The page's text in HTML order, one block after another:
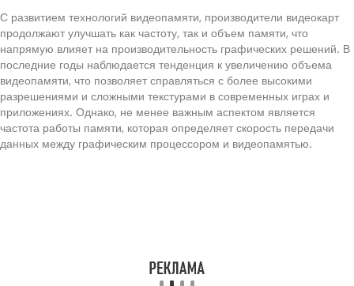
С развитием технологий видеопамяти, производители видеокарт
продолжают улучшать как частоту, так и объем памяти, что
напрямую влияет на производительность графических решений. В
последние годы наблюдается тенденция к увеличению объема
видеопамяти, что позволяет справляться с более высокими
разрешениями и сложными текстурами в современных играх и
приложениях. Однако, не менее важным аспектом является
частота работы памяти, которая определяет скорость передачи
данных между графическим процессором и видеопамятью.